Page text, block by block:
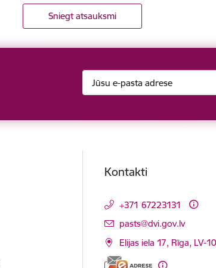
Sniegt atsauksmi
Kontakti
+371 67223131
E-pasts:
pasts@dvi.gov.lv
Elijas iela 17, Rīga, LV-